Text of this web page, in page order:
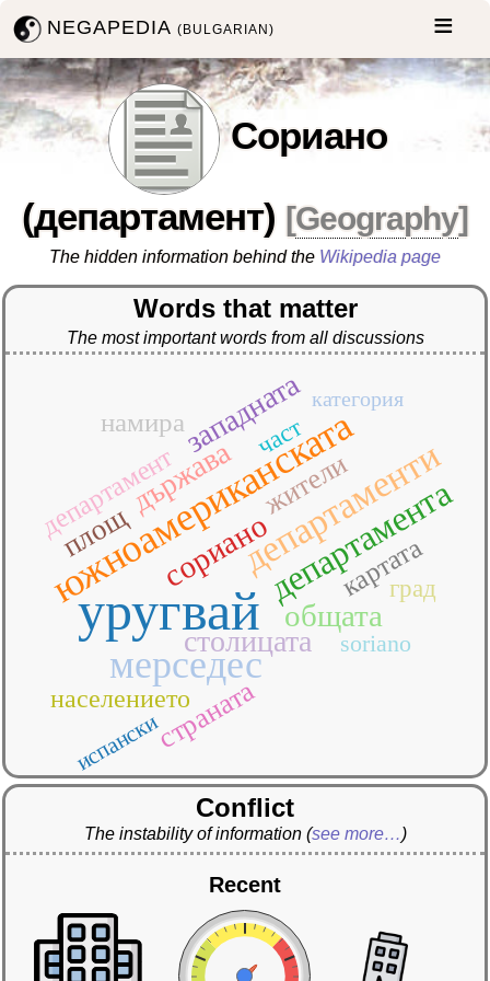
NEGAPEDIA(BULGARIAN)
Сориано
(департамент) [Geography]
The hidden information behind the Wikipedia page
Words that matter
The most important words from all discussions
уругвай
мерседес
южноамериканската
департаменти
департамента
общата
сориано
държава
западната
столицата
площ
жители
страната
департамент
картата
намира
населението
град
част
soriano
испански
категория
Conflict
The instability of information (see more…)
Recent